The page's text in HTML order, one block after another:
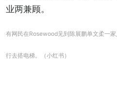
业两兼顾。
有网民在Rosewood见到陈展鹏单文柔一家
行去搭电梯。（小红书）